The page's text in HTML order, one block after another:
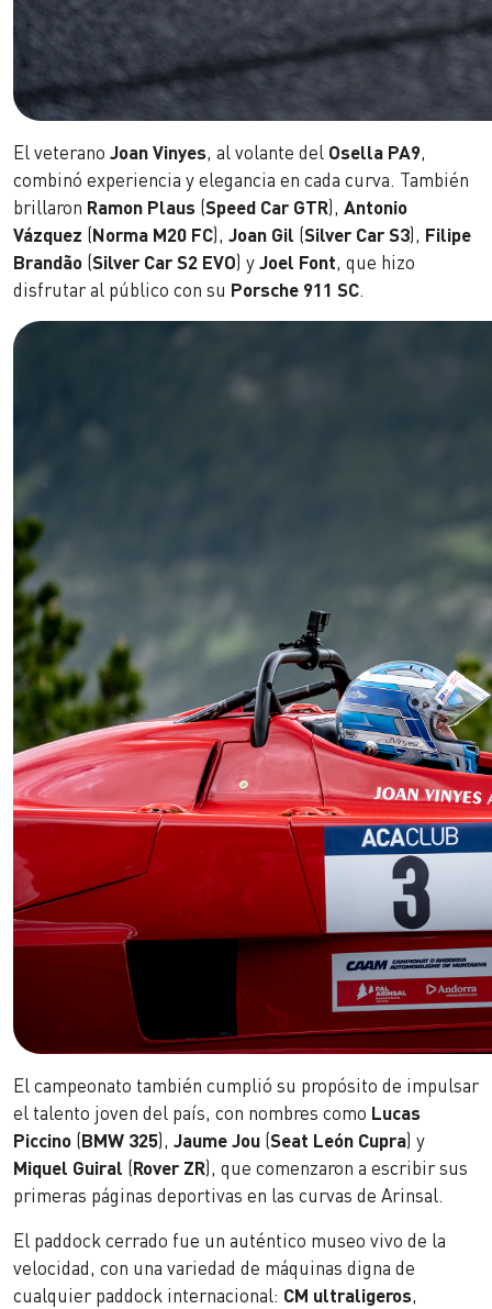
El veterano Joan Vinyes, al volante del Osella PA9,
combinó experiencia y elegancia en cada curva. También
brillaron Ramon Plaus (Speed Car GTR), Antonio
Vázquez (Norma M20 FC), Joan Gil (Silver Car S3), Filipe
Brandão (Silver Car S2 EVO) yJoel Font, que hizo
disfrutar al público con su Porsche 911 SC.
El campeonato también cumplió su propósito de impulsar
el talento joven del país, con nombres como Lucas
Piccino (BMW 325), Jaume Jou (Seat León Cupra) y
Miquel Guiral (Rover ZR), que comenzaron a escribir sus
primeras páginas deportivas en las curvas de Arinsal.
El paddock cerrado fue un auténtico museo vivo de la
velocidad, con una variedad de máquinas digna de
cualquier paddock internacional: CM ultraligeros,